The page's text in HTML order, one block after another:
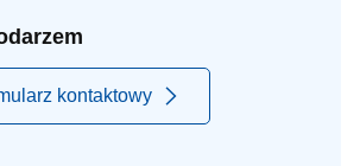
kontaktowy